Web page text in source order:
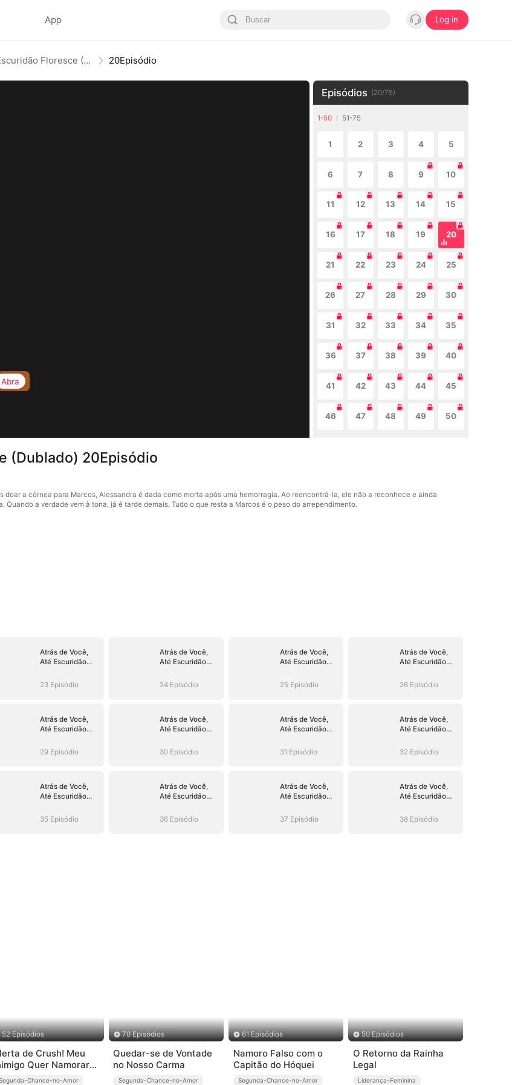
App Log in
Atrás de Você, Até Escuridão Floresce (Dublado) 20Episódio
Abra
Episódios (20/75)
1-50 51-75
1 2 3 4 5
6 7 8 9 10
11 12 13 14 15
16 17 18 19 20
21 22 23 24 25
26 27 28 29 30
31 32 33 34 35
36 37 38 39 40
41 42 43 44 45
46 47 48 49 50
(Dublado) 20Episódio
doar a córnea para Marcos, Alessandra é dada como morta após uma hemorragia. Ao reencontrá-la, ele não a reconhece e ainda
a verdade vem à tona, já é tarde demais. Tudo o que resta a Marcos é o peso do arrependimento.
Atrás de Você,
Até Escuridão
(Dublado)
23 Episódio
Atrás de Você,
Até Escuridão
(Dublado)
24 Episódio
Atrás de Você,
Até Escuridão
(Dublado)
25 Episódio
Atrás de Você,
Até Escuridão
(Dublado)
26 Episódio
Atrás de Você,
Até Escuridão
(Dublado)
29 Episódio
Atrás de Você,
Até Escuridão
(Dublado)
30 Episódio
Atrás de Você,
Até Escuridão
(Dublado)
31 Episódio
Atrás de Você,
Até Escuridão
(Dublado)
32 Episódio
Atrás de Você,
Até Escuridão
(Dublado)
35 Episódio
Atrás de Você,
Até Escuridão
(Dublado)
36 Episódio
Atrás de Você,
Até Escuridão
(Dublado)
37 Episódio
Atrás de Você,
Até Escuridão
(Dublado)
38 Episódio
52 Episódios
de Crush! Meu
Quer Namorar
Chance-no-Amor
70 Episódios
Quedar-se de Vontade
no Nosso Carma
Segunda-Chance-no-Amor
61 Episódios
Namoro Falso com o
Capitão do Hóquei
Segunda-Chance-no-Amor
50 Episódios
O Retorno da Rainha
Legal
Liderança-Feminina